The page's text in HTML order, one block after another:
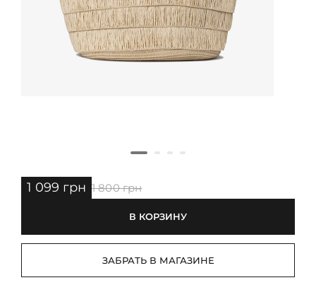
1 099 грн 1 800 грн
В КОРЗИНУ
ЗАБРАТЬ В МАГАЗИНЕ